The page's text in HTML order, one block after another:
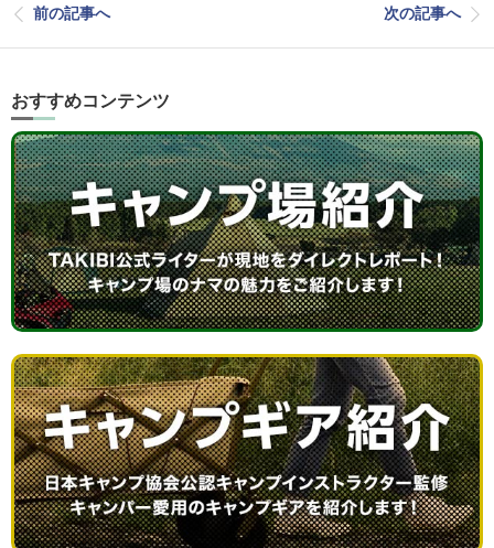
前の記事へ 次の記事へ
おすすめコンテンツ